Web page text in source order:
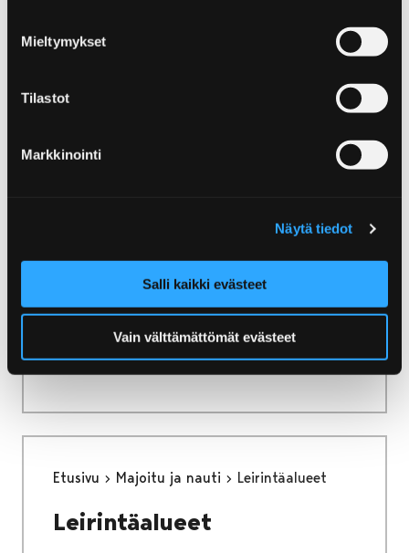
Mieltymykset
Tilastot
Markkinointi
Näytä tiedot
Salli kaikki evästeet
Vain välttämättömät evästeet
Kumppanuus Visit Porin kanssa
Etusivu Uutiset
Uutiset
Etusivu Majoitu ja nauti Leirintäalueet
Leirintäalueet